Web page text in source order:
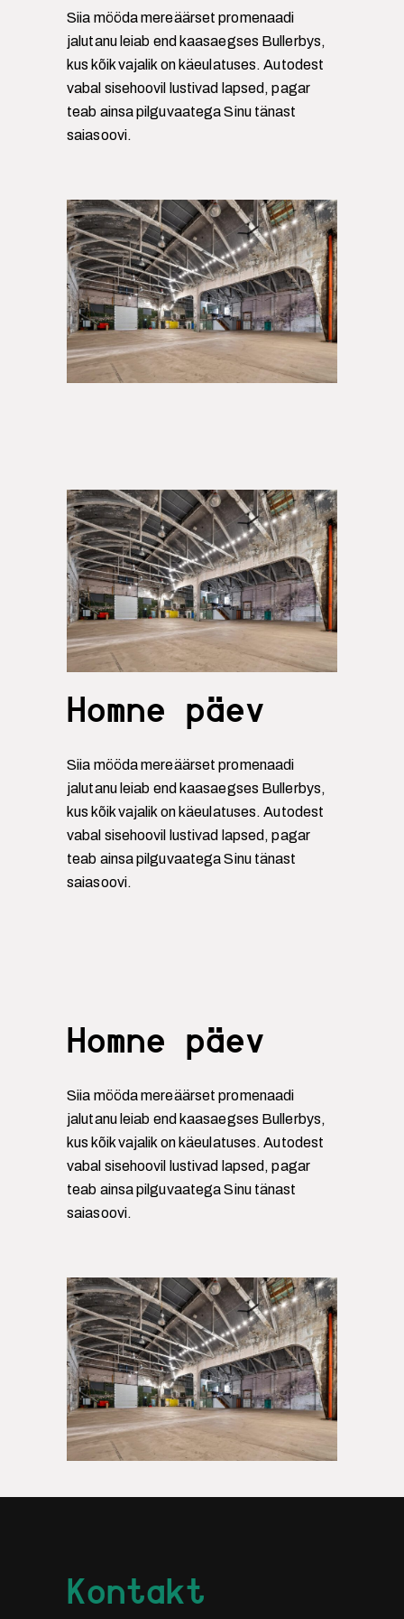
Siia mööda mereäärset promenaadi
jalutanu leiab end kaasaegses Bullerbys,
kus kõik vajalik on käeulatuses. Autodest
vabal sisehoovil lustivad lapsed, pagar
teab ainsa pilguvaatega Sinu tänast
saiasoovi.
Homne päev
Siia mööda mereäärset promenaadi
jalutanu leiab end kaasaegses Bullerbys,
kus kõik vajalik on käeulatuses. Autodest
vabal sisehoovil lustivad lapsed, pagar
teab ainsa pilguvaatega Sinu tänast
saiasoovi.
Homne päev
Siia mööda mereäärset promenaadi
jalutanu leiab end kaasaegses Bullerbys,
kus kõik vajalik on käeulatuses. Autodest
vabal sisehoovil lustivad lapsed, pagar
teab ainsa pilguvaatega Sinu tänast
saiasoovi.
Kontakt